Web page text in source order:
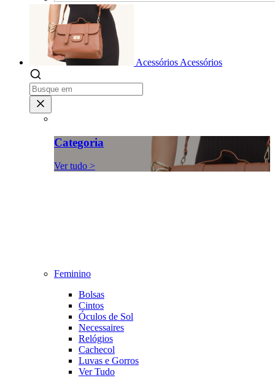
Acessórios Acessórios
Categoria
Ver tudo >
Feminino
Bolsas
Cintos
Óculos de Sol
Necessaires
Relógios
Cachecol
Luvas e Gorros
Ver Tudo